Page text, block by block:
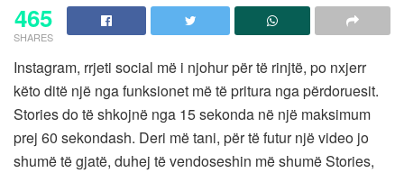
465
SHARES
Instagram, rrjeti social më i njohur për të rinjtë, po nxjerr
këto ditë një nga funksionet më të pritura nga përdoruesit.
Stories do të shkojnë nga 15 sekonda në një maksimum
prej 60 sekondash. Deri më tani, për të futur një video jo
shumë të gjatë, duhej të vendoseshin më shumë Stories,